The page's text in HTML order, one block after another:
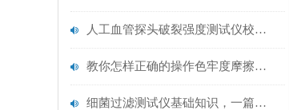
人工血管探头破裂强度测试仪校准规范：精准赋能医疗安全的技术基准
教你怎样正确的操作色牢度摩擦测试机
细菌过滤测试仪基础知识，一篇搞定